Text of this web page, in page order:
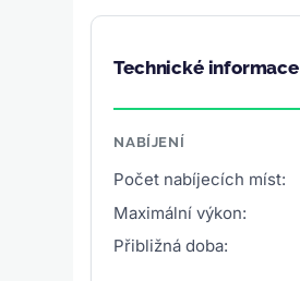
Technické informace
NABÍJENÍ
Počet nabíjecích míst:
Maximální výkon:
Přibližná doba: